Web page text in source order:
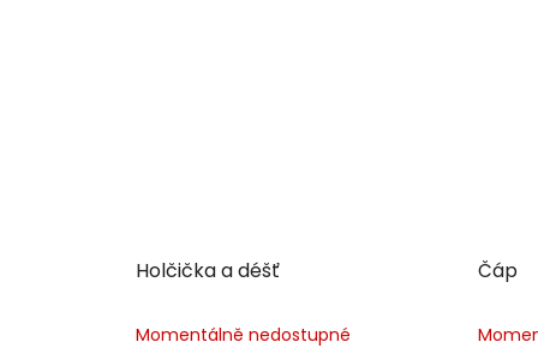
Holčička a déšť
Momentálně nedostupné
Čáp